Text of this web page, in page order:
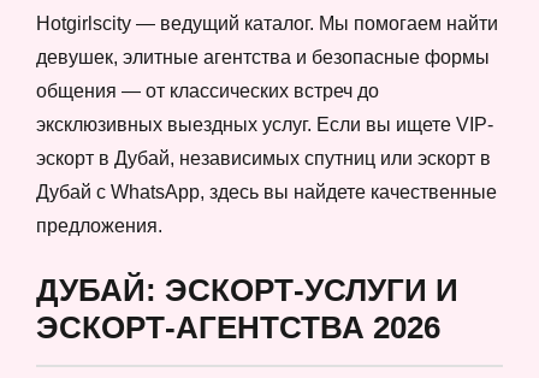
Hotgirlscity — ведущий каталог. Мы помогаем найти
девушек, элитные агентства и безопасные формы
общения — от классических встреч до
эксклюзивных выездных услуг. Если вы ищете VIP-
эскорт в Дубай, независимых спутниц или эскорт в
Дубай с WhatsApp, здесь вы найдете качественные
предложения.
ДУБАЙ: ЭСКОРТ-УСЛУГИ И
ЭСКОРТ-АГЕНТСТВА 2026